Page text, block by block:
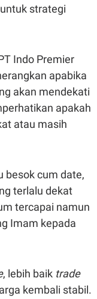
strategi
Indo Premier
apabika
akan mendekati
apakah
atau masih
besok cum date,
terlalu dekat
tercapai namun
Imam kepada
, lebih baik trade
kembali stabil.